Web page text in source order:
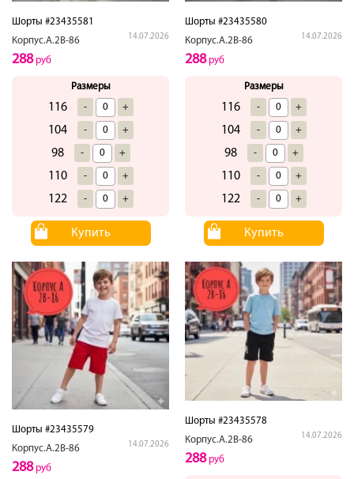
Шорты #23435581
Корпус.А.2В-86
14.07.2026
288руб
Размеры
116 - +
104 - +
98 - +
110 - +
122 - +
Купить
Шорты #23435580
Корпус.А.2В-86
14.07.2026
288руб
Размеры
116 - +
104 - +
98 - +
110 - +
122 - +
Купить
Шорты #23435579
Корпус.А.2В-86
14.07.2026
288руб
Шорты #23435578
Корпус.А.2В-86
14.07.2026
288руб